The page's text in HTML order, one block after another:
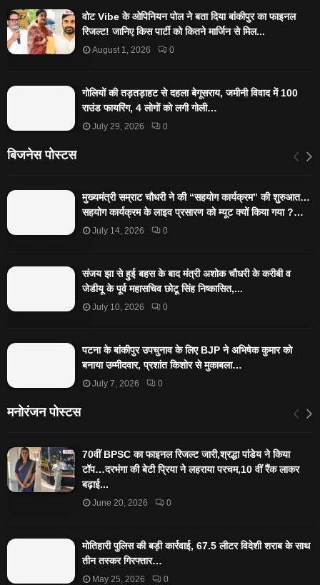
वोट Vibe के ओपिनियन पोल ने बता दिया बांकीपुर का फाइनल
रिजल्ट! जानिए किस पार्टी को कितने मार्जिन से मिल...
August 1, 2026 0
गोलियों की तड़तड़ाहट से दहला बेगूसराय, जमीनी विवाद में 100
राउंड फायरिंग, 4 लोगों को लगी गोली…
July 29, 2026 0
बिजनेस पोस्टस
मुख्यमंत्री सम्राट चौधरी ने की “सहयोग कार्यक्रम” की शुरुआत…
सहयोग कार्यक्रम के लाइव प्रसारण को म्यूट क्यों किया गया ?…
July 14, 2026 0
संजय झा से हुई बहस के बाद मंत्री अशोक चौधरी के करीबी व
जेडीयू के पूर्व महासचिव छोटू सिंह निष्कासित,...
July 10, 2026 0
पटना के बांकीपुर उपचुनाव के लिए BJP ने अभिषेक कुमार को
बनाया उम्मीदवार, प्रशांत किशोर से मुकाबला…
July 7, 2026 0
मनोरंजन पोस्टस
70वीं BPSC का फाइनल रिजल्ट जारी,श्रद्धा पांडेय ने किया
टॉप…दरभंगा की बेटी प्रिया ने लहराया परचम,10 वीं रैंक लाकर
बढ़ाई...
June 20, 2026 0
मोतिहारी पुलिस की बड़ी कार्रवाई, 67.5 लीटर विदेशी शराब के साथ
तीन तस्कर गिरफ्तार…
May 25, 2026 0